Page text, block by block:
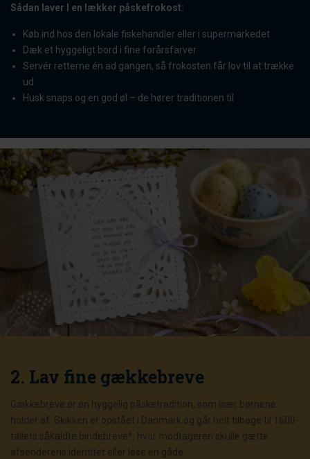
Sådan laver I en lækker påskefrokost:
Køb ind hos den lokale fiskehandler eller i supermarkedet
Dæk et hyggeligt bord i fine forårsfarver
Servér retterne én ad gangen, så frokosten får lov til at trække
ud
Husk snaps og en god øl – de hører traditionen til
2. Lav fine gækkebreve
Gækkebreve er en hyggelig påsketradition, som især børnene
holder af. Skikken er opstået i Danmark og går helt tilbage til 1600-
tallets såkaldte bindebreve*, hvor modtageren skulle gætte
afsenderens identitet eller løse en gåde.